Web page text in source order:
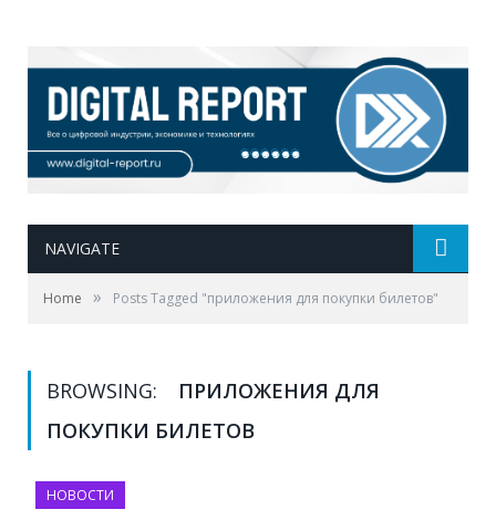
NAVIGATE
Home » Posts Tagged "приложения для покупки билетов"
BROWSING:
ПРИЛОЖЕНИЯ ДЛЯ
ПОКУПКИ БИЛЕТОВ
НОВОСТИ